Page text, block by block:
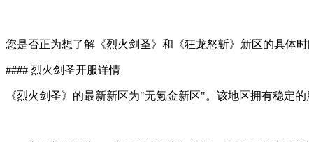
您是否正为想了解《烈火剑圣》和《狂龙怒斩》新区的具体
#### 烈火剑圣开服详情
《烈火剑圣》的最新新区为"无氪金新区"。该地区拥有稳定